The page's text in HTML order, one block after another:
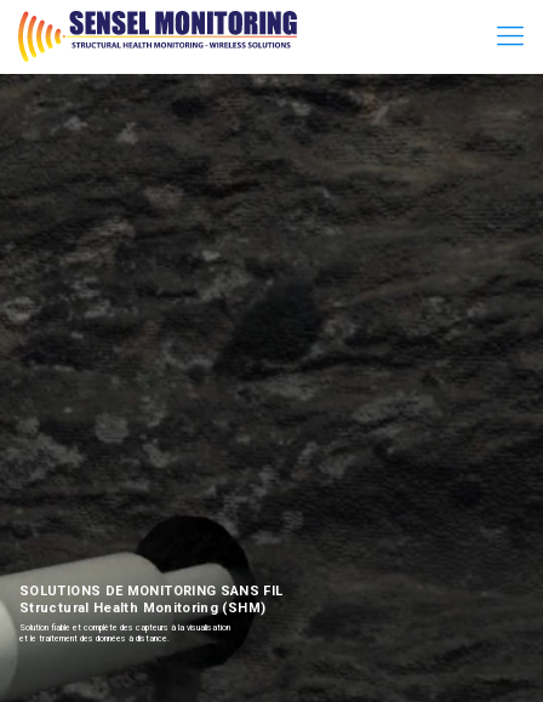
SOLUTIONS DE MONITORING SANS FIL
Structural Health Monitoring (SHM)
Solution fiable et complète des capteurs à la visualisation
et le traitement des données à distance.